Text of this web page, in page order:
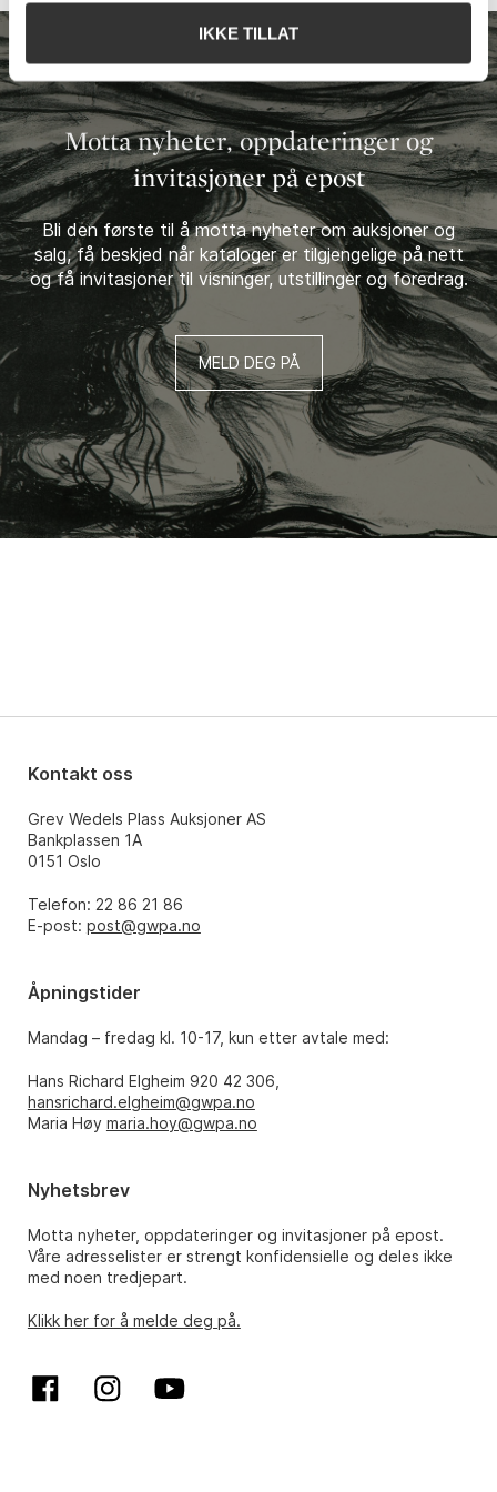
IKKE TILLAT
Motta nyheter, oppdateringer og
invitasjoner på epost
Bli den første til å motta nyheter om auksjoner og
salg, få beskjed når kataloger er tilgjengelige på nett
og få invitasjoner til visninger, utstillinger og foredrag.
MELD DEG PÅ
Kontakt oss
Grev Wedels Plass Auksjoner AS
Bankplassen 1A
0151 Oslo
Telefon: 22 86 21 86
E-post: post@gwpa.no
Åpningstider
Mandag – fredag kl. 10-17, kun etter avtale med:
Hans Richard Elgheim 920 42 306,
hansrichard.elgheim@gwpa.no
Maria Høy maria.hoy@gwpa.no
Nyhetsbrev
Motta nyheter, oppdateringer og invitasjoner på epost.
Våre adresselister er strengt konfidensielle og deles ikke
med noen tredjepart.
Klikk her for å melde deg på.